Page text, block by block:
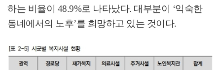
하는 비율이 48.9%로 나타났다. 대부분이 ‘익숙한
동네에서의 노후’를 희망하고 있는 것이다.